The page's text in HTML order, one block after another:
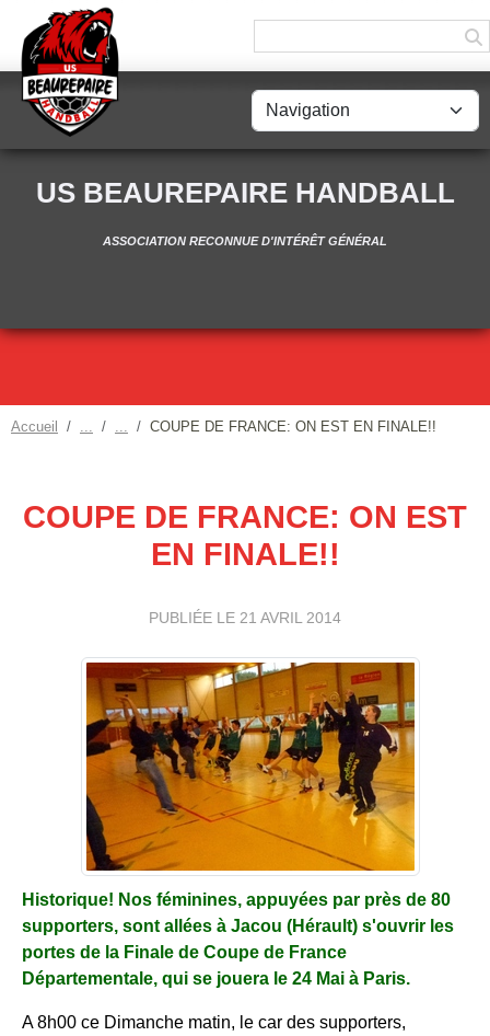
US BEAUREPAIRE HANDBALL
ASSOCIATION RECONNUE D'INTÉRÊT GÉNÉRAL
Accueil COUPE DE FRANCE: ON EST EN FINALE!!
COUPE DE FRANCE: ON EST
EN FINALE!!
PUBLIÉE LE 21 AVRIL 2014
Historique! Nos féminines, appuyées par près de 80
supporters, sont allées à Jacou (Hérault) s'ouvrir les
portes de la Finale de Coupe de France
Départementale, qui se jouera le 24 Mai à Paris.
A 8h00 ce Dimanche matin, le car des supporters,
Panneau de gestion des cookies